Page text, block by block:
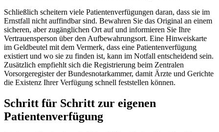
Schließlich scheitern viele Patientenverfügungen daran, dass sie im
Ernstfall nicht auffindbar sind. Bewahren Sie das Original an einem
sicheren, aber zugänglichen Ort auf und informieren Sie Ihre
Vertrauensperson über den Aufbewahrungsort. Eine Hinweiskarte
im Geldbeutel mit dem Vermerk, dass eine Patientenverfügung
existiert und wo sie zu finden ist, kann im Notfall entscheidend sein.
Zusätzlich empfiehlt sich die Registrierung beim Zentralen
Vorsorgeregister der Bundesnotarkammer, damit Ärzte und Gerichte
die Existenz Ihrer Verfügung schnell feststellen können.
Schritt für Schritt zur eigenen
Patientenverfügung